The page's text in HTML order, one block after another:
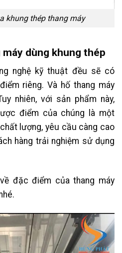
khung thép thang máy
dùng khung thép
nghệ kỹ thuật đều sẽ có
riêng. Và hố thang máy
nhiên, với sản phẩm này,
điểm của chúng là một
lượng, yêu cầu càng cao
hàng trải nghiệm sử dụng
đặc điểm của thang máy